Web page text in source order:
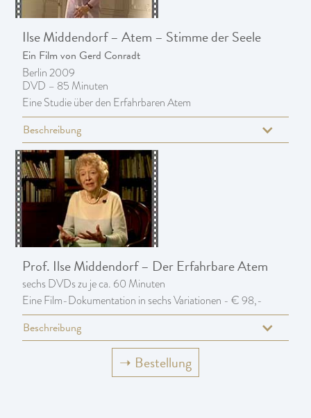
Ilse Middendorf – Atem – Stimme der Seele
Ein Film von Gerd Conradt
Berlin 2009
DVD – 85 Minuten
Eine Studie über den Erfahrbaren Atem
Beschreibung
Prof. Ilse Middendorf – Der Erfahrbare Atem
sechs DVDs zu je ca. 60 Minuten
Eine Film-Dokumentation in sechs Variationen - € 98,-
Beschreibung
➝ Bestellung